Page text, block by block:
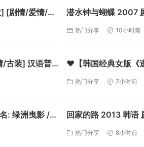
[剧情/爱情/同
潜水钟与蝴蝶 2007 剧情 / 传记 又名：潜水衣与蝴蝶【夸
克】热门分享 10小时前
古装] 汉语普
❤️【韩国经典女版《
She'sonDuty【
热门分享 7小时前
: 绿洲曳影 /
回家的路 2013 韩语
Home【夸克】
热门分享 8小时前